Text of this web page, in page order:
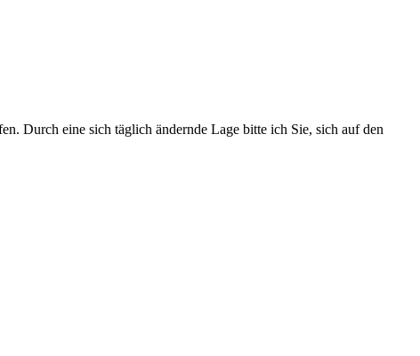
Durch eine sich täglich ändernde Lage bitte ich Sie, sich auf den